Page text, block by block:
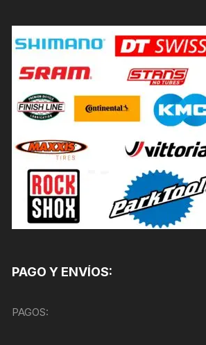
PAGO Y ENVÍOS:
PAGOS: